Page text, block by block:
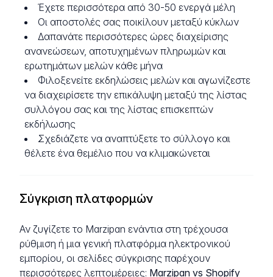
Έχετε περισσότερα από 30-50 ενεργά μέλη
Οι αποστολές σας ποικίλουν μεταξύ κύκλων
Δαπανάτε περισσότερες ώρες διαχείρισης
ανανεώσεων, αποτυχημένων πληρωμών και
ερωτημάτων μελών κάθε μήνα
Φιλοξενείτε εκδηλώσεις μελών και αγωνίζεστε
να διαχειρίσετε την επικάλυψη μεταξύ της λίστας
συλλόγου σας και της λίστας επισκεπτών
εκδήλωσης
Σχεδιάζετε να αναπτύξετε το σύλλογο και
θέλετε ένα θεμέλιο που να κλιμακώνεται
Σύγκριση πλατφορμών
Αν ζυγίζετε το Marzipan ενάντια στη τρέχουσα
ρύθμιση ή μια γενική πλατφόρμα ηλεκτρονικού
εμπορίου, οι σελίδες σύγκρισης παρέχουν
περισσότερες λεπτομέρειες: Marzipan vs Shopify